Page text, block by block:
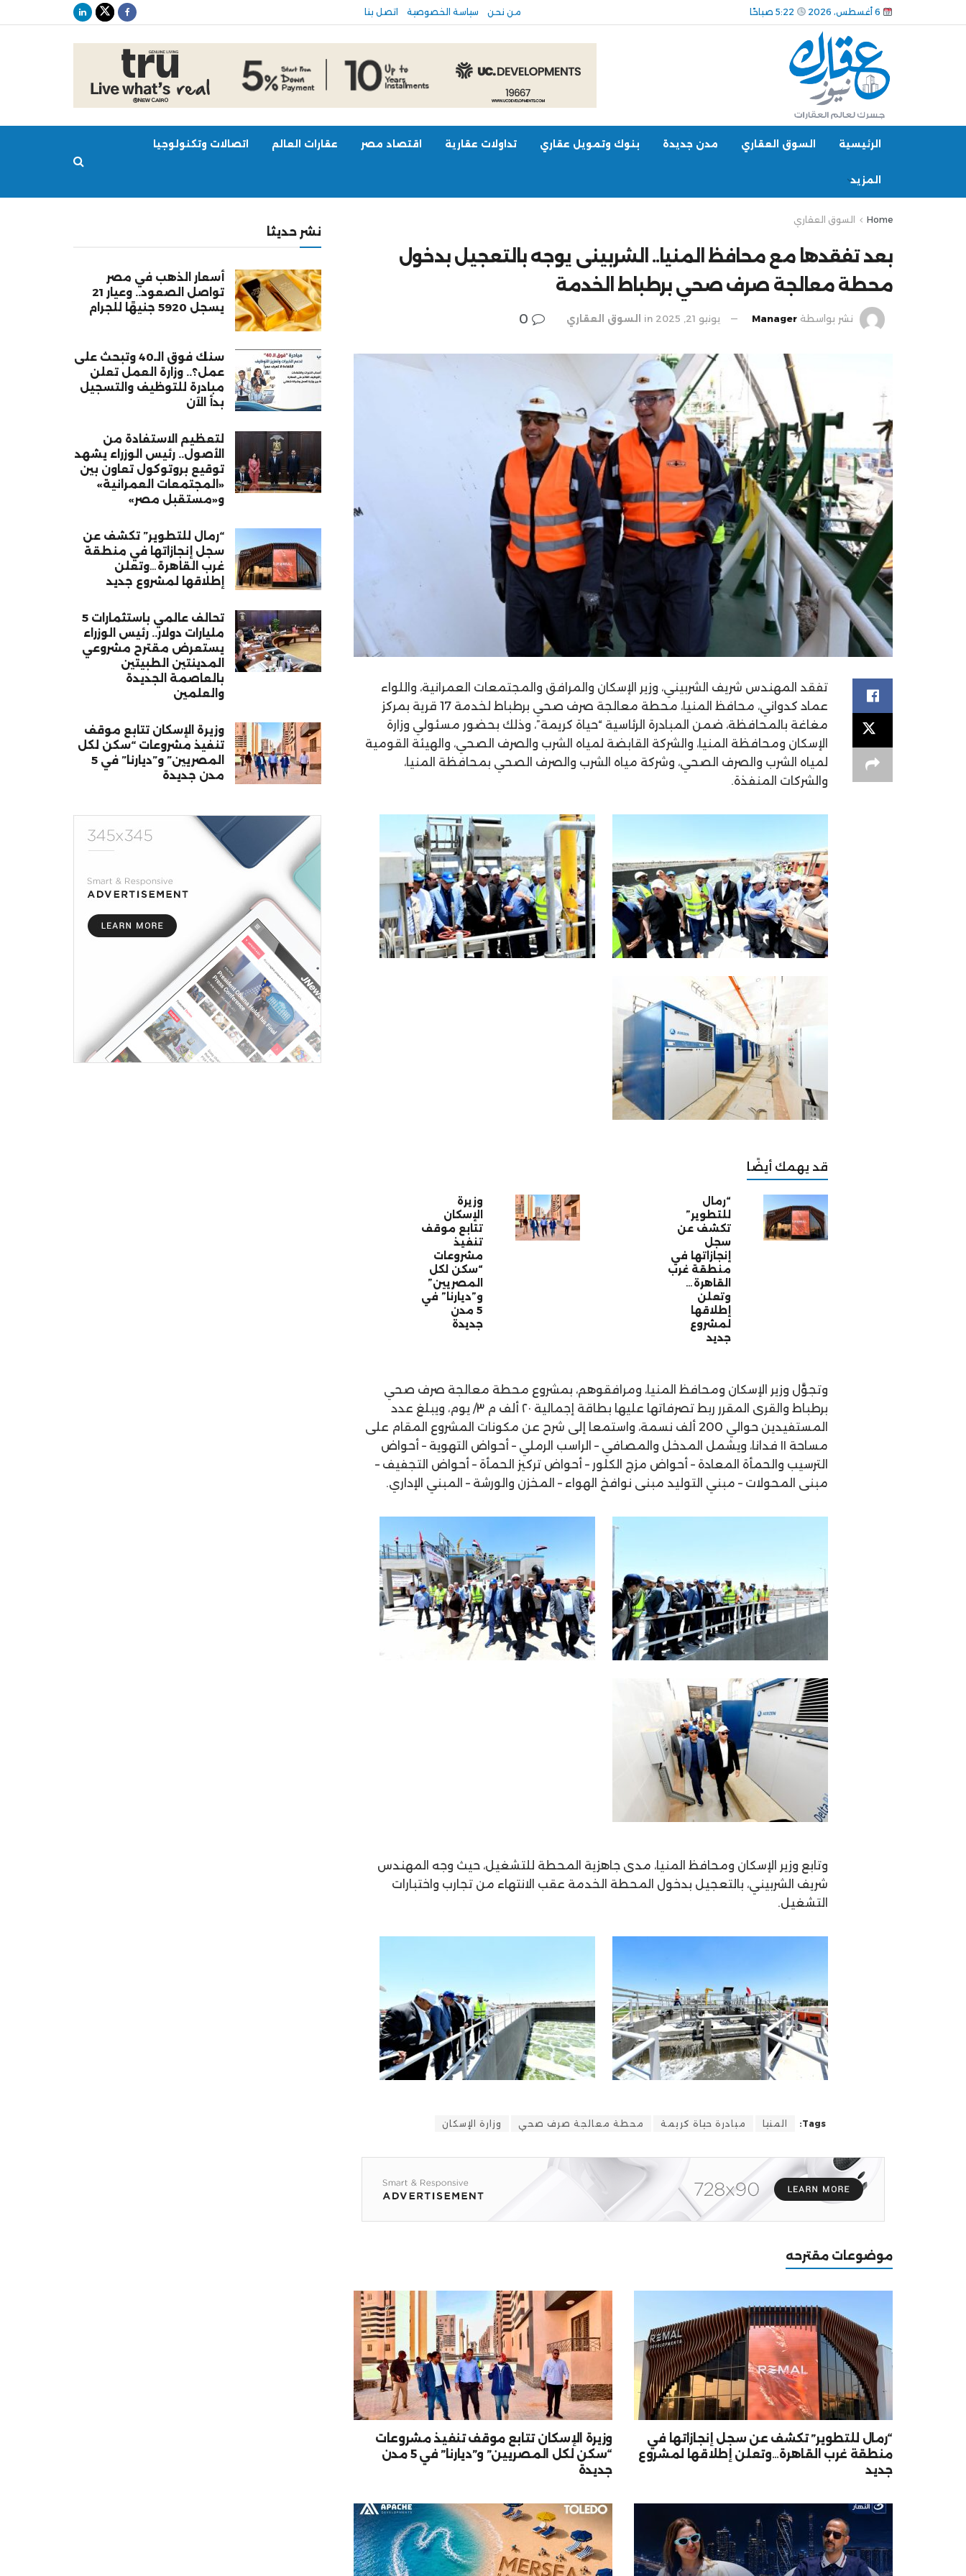
من نحن سياسة الخصوصية اتصل بنا
الرئيسية السوق العقاري مدن جديدة بنوك وتمويل عقاري تداولات عقارية اقتصاد مصر عقارات العالم اتصالات وتكنولوجيا
المزيد
Home السوق العقاري
بعد تفقدها مع محافظ المنيا.. الشربينى يوجه بالتعجيل بدخول
محطة معالجة صرف صحي برطباط الخدمة
نشر بواسطة Manager يونيو 21, 2025 in السوق العقاري
تفقد المهندس شريف الشربيني، وزير الإسكان والمرافق والمجتمعات العمرانية، واللواء
عماد كدواني، محافظ المنيا، محطة معالجة صرف صحي برطباط لخدمة 17 قرية بمركز
مغاغة بالمحافظة، ضمن المبادرة الرئاسية “حياة كريمة”، وذلك بحضور مسئولي وزارة
الإسكان ومحافظة المنيا، والشركة القابضة لمياه الشرب والصرف الصحي، والهيئة القومية
لمياه الشرب والصرف الصحي، وشركة مياه الشرب والصرف الصحي بمحافظة المنيا،
والشركات المنفذة.
قد يهمك أيضًا
“رمال
للتطوير”
تكشف عن
سجل
إنجازاتها في
منطقة غرب
القاهرة…
وتعلن
إطلاقها
لمشروع
جديد
وزيرة
الإسكان
تتابع موقف
تنفيذ
مشروعات
“سكن لكل
المصريين”
و”ديارنا” في
5 مدن
جديدة
وتجوَّل وزير الإسكان ومحافظ المنيا، ومرافقوهم، بمشروع محطة معالجة صرف صحي
برطباط والقرى المقرر ربط تصرفاتها عليها بطاقة إجمالية ٢٠ ألف م ٣/ يوم، ويبلغ عدد
المستفيدين حوالي 200 ألف نسمة، واستمعا إلى شرح عن مكونات المشروع المقام على
مساحة ۱۱ فدانا، ويشمل المدخل والمصافي – الراسب الرملي – أحواض التهوية – أحواض
الترسيب والحمأة المعادة – أحواض مزج الكلور – أحواض تركيز الحمأة – أحواض التجفيف –
مبنى المحولات – مبني التوليد مبنى نوافخ الهواء – المخزن والورشة – المبني الإداري.
وتابع وزير الإسكان ومحافظ المنيا، مدى جاهزية المحطة للتشغيل، حيث وجه المهندس
شريف الشربيني، بالتعجيل بدخول المحطة الخدمة عقب الانتهاء من تجارب واختبارات
التشغيل.
Tags: المنيا مبادرة حياة كريمة محطة معالجة صرف صحي وزارة الإسكان
موضوعات مقترحه
“رمال للتطوير” تكشف عن سجل إنجازاتها في
منطقة غرب القاهرة…وتعلن إطلاقها لمشروع
جديد
وزيرة الإسكان تتابع موقف تنفيذ مشروعات
“سكن لكل المصريين” و”ديارنا” في 5 مدن
جديدة
نشر حديثا
أسعار الذهب في مصر
تواصل الصعود.. وعيار 21
يسجل 5920 جنيهًا للجرام
سنك فوق الـ40 وتبحث على
عمل؟.. وزارة العمل تعلن
مبادرة للتوظيف والتسجيل
بدأ الآن
لتعظيم الاستفادة من
الأصول.. رئيس الوزراء يشهد
توقيع بروتوكول تعاون بين
«المجتمعات العمرانية»
و«مستقبل مصر»
“رمال للتطوير” تكشف عن
سجل إنجازاتها في منطقة
غرب القاهرة…وتعلن
إطلاقها لمشروع جديد
تحالف عالمي باستثمارات 5
مليارات دولار.. رئيس الوزراء
يستعرض مقترح مشروعي
المدينتين الطبيتين
بالعاصمة الجديدة
والعلمين
وزيرة الإسكان تتابع موقف
تنفيذ مشروعات “سكن لكل
المصريين” و”ديارنا” في 5
مدن جديدة